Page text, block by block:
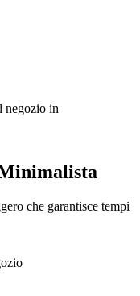
che garantisce tempi